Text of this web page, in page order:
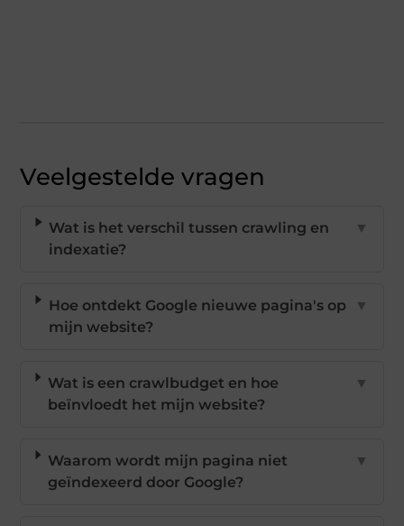
Veelgestelde vragen
Wat is het verschil tussen crawling en
indexatie?
▼
Hoe ontdekt Google nieuwe pagina's op
mijn website?
▼
Wat is een crawlbudget en hoe
beïnvloedt het mijn website?
▼
Waarom wordt mijn pagina niet
geïndexeerd door Google?
▼